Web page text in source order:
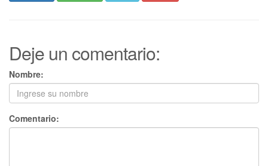
Deje un comentario:
Nombre:
Comentario: